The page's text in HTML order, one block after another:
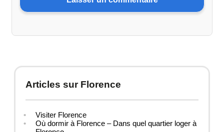
Articles sur Florence
Visiter Florence
Où dormir à Florence – Dans quel quartier loger à